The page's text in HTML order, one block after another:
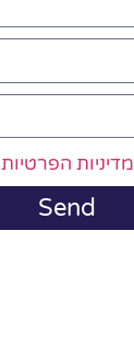
מדיניות הפרטיות
Send